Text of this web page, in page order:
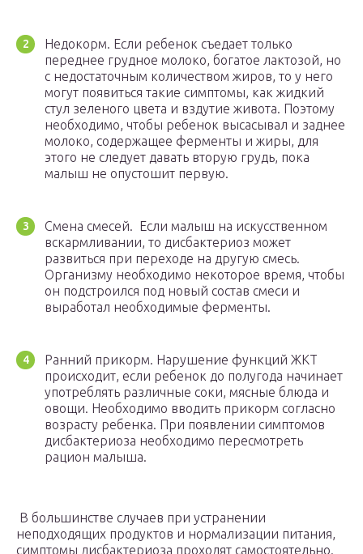
Недокорм. Если ребенок съедает только
переднее грудное молоко, богатое лактозой, но
с недостаточным количеством жиров, то у него
могут появиться такие симптомы, как жидкий
стул зеленого цвета и вздутие живота. Поэтому
необходимо, чтобы ребенок высасывал и заднее
молоко, содержащее ферменты и жиры, для
этого не следует давать вторую грудь, пока
малыш не опустошит первую.
Смена смесей. Если малыш на искусственном
вскармливании, то дисбактериоз может
развиться при переходе на другую смесь.
Организму необходимо некоторое время, чтобы
он подстроился под новый состав смеси и
выработал необходимые ферменты.
Ранний прикорм. Нарушение функций ЖКТ
происходит, если ребенок до полугода начинает
употреблять различные соки, мясные блюда и
овощи. Необходимо вводить прикорм согласно
возрасту ребенка. При появлении симптомов
дисбактериоза необходимо пересмотреть
рацион малыша.
В большинстве случаев при устранении
неподходящих продуктов и нормализации питания,
симптомы дисбактериоза проходят самостоятельно.